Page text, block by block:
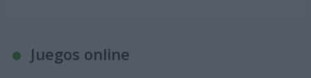
Juegos online